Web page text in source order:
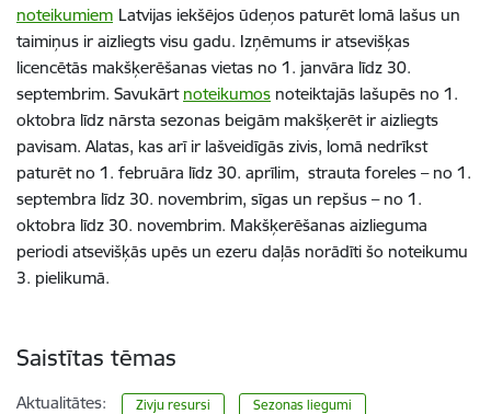
noteikumiem Latvijas iekšējos ūdeņos paturēt lomā lašus un
taimiņus ir aizliegts visu gadu. Izņēmums ir atsevišķas
licencētās makšķerēšanas vietas no 1. janvāra līdz 30.
septembrim. Savukārt noteikumos noteiktajās lašupēs no 1.
oktobra līdz nārsta sezonas beigām makšķerēt ir aizliegts
pavisam. Alatas, kas arī ir lašveidīgās zivis, lomā nedrīkst
paturēt no 1. februāra līdz 30. aprīlim, strauta foreles – no 1.
septembra līdz 30. novembrim, sīgas un repšus – no 1.
oktobra līdz 30. novembrim. Makšķerēšanas aizlieguma
periodi atsevišķās upēs un ezeru daļās norādīti šo noteikumu
3. pielikumā.
Saistītas tēmas
Aktualitātes: Zivju resursi Sezonas liegumi